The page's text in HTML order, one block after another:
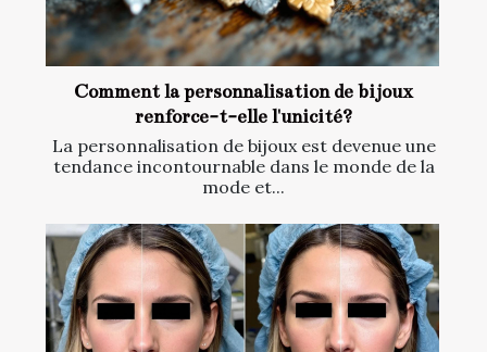
Comment la personnalisation de bijoux
renforce-t-elle l'unicité?
La personnalisation de bijoux est devenue une
tendance incontournable dans le monde de la
mode et...